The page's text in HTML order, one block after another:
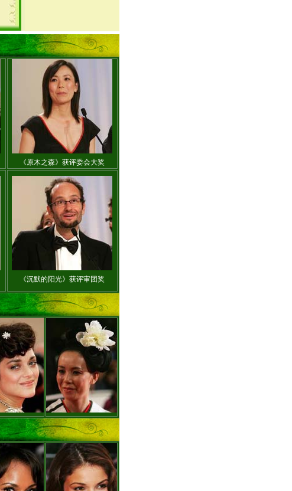
简方达低胸礼服显高贵
莎拉-弗里斯蒂银裙闪耀
女星苏菲展复古韵味
萨拉-波莉蓝色礼裙亮相
艾玛-德考尼斯露酥胸
《原木之森》获评委会大奖
《沉默的阳光》获评审团奖